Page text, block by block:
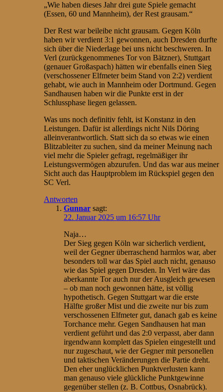
„Wie haben dieses Jahr drei gute Spiele gemacht
(Essen, 60 und Mannheim), der Rest grausam.“
Der Rest war beileibe nicht grausam. Gegen Köln
haben wir verdient 3:1 gewonnen, auch Dresden durfte
sich über die Niederlage bei uns nicht beschweren. In
Verl (zurückgenommenes Tor von Bätzner), Stuttgart
(genauer Großaspach) hätten wir ebenfalls einen Sieg
(verschossener Elfmeter beim Stand von 2:2) verdient
gehabt, wie auch in Mannheim oder Dortmund. Gegen
Sandhausen haben wir die Punkte erst in der
Schlussphase liegen gelassen.
Was uns noch definitiv fehlt, ist Konstanz in den
Leistungen. Dafür ist allerdings nicht Nils Döring
alleinverantwortlich. Statt sich da so etwas wie einen
Blitzableiter zu suchen, sind da meiner Meinung nach
viel mehr die Spieler gefragt, regelmäßiger ihr
Leistungsvermögen abzurufen. Und das war aus meiner
Sicht auch das Hauptproblem im Rückspiel gegen den
SC Verl.
Antworten
Gunnar sagt:
22. Januar 2025 um 16:57 Uhr
Naja…
Der Sieg gegen Köln war sicherlich verdient,
weil der Gegner überraschend harmlos war, aber
besonders toll war das Spiel auch nicht, genauso
wie das Spiel gegen Dresden. In Verl wäre das
aberkannte Tor auch nur der Ausgleich gewesen
– ob man noch gewonnen hätte, ist völlig
hypothetisch. Gegen Stuttgart war die erste
Hälfte großer Mist und die zweite nur bis zum
verschossenen Elfmeter gut, danach gab es keine
Torchance mehr. Gegen Sandhausen hat man
verdient geführt und das 2:0 verpasst, aber dann
irgendwann komplett das Spielen eingestellt und
nur zugeschaut, wie der Gegner mit personellen
und taktischen Veränderungen die Partie dreht.
Den eher unglücklichen Punktverlusten kann
man genauso viele glückliche Punktgewinne
gegenüber stellen (z. B. Cottbus, Osnabrück).